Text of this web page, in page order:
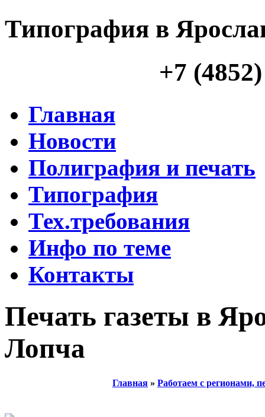
Типография в
+7
Главная
Новости
Полиграфия и печать
Типография
Тех.требования
Инфо по теме
Контакты
Печать газеты в
Лопча
Главная » Работаем с регионами,